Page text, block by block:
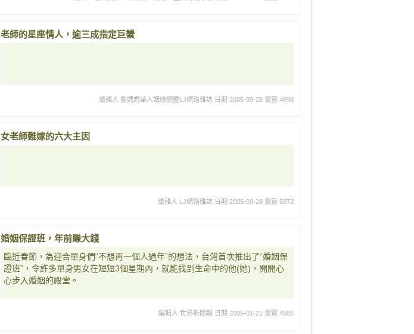
老師的星座情人，逾三成指定巨蟹
編輯人 詹媽媽華人姻緣網暨LJ網路雜誌 日期 2005-09-28 瀏覽 4698
女老師難嫁的六大主因
編輯人 LJ網路雜誌 日期 2005-09-28 瀏覽 5072
婚姻保證班，年前賺大錢
臨近春節，為迎合單身們“不想再一個人過年”的想法，台灣首次推出了“婚姻保
證班”，令許多單身男女在短短3個星期內，就能找到生命中的他(她)，開開心
心步入婚姻的殿堂。
編輯人 世界新聞報 日期 2005-01-21 瀏覽 4505